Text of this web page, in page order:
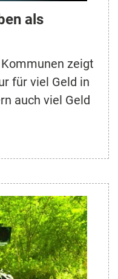
als
zeigt
für viel Geld in
auch viel Geld